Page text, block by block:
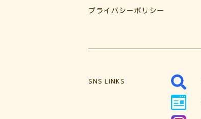
プライバシーポリシー
SNS LINKS